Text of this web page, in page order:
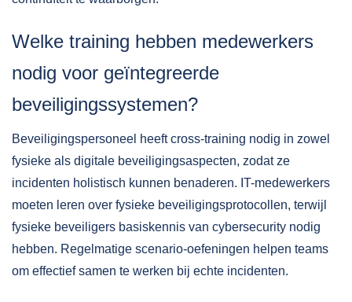
Welke training hebben medewerkers
nodig voor geïntegreerde
beveiligingssystemen?
Beveiligingspersoneel heeft cross-training nodig in zowel
fysieke als digitale beveiligingsaspecten, zodat ze
incidenten holistisch kunnen benaderen. IT-medewerkers
moeten leren over fysieke beveiligingsprotocollen, terwijl
fysieke beveiligers basiskennis van cybersecurity nodig
hebben. Regelmatige scenario-oefeningen helpen teams
om effectief samen te werken bij echte incidenten.